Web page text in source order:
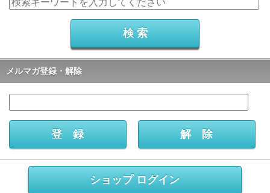
メルマガ登録・解除
ショップ ログイン